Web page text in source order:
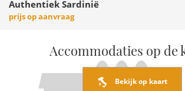
Authentiek Sardinië
prijs op aanvraag
Accommodaties op de
Bekijk op kaart